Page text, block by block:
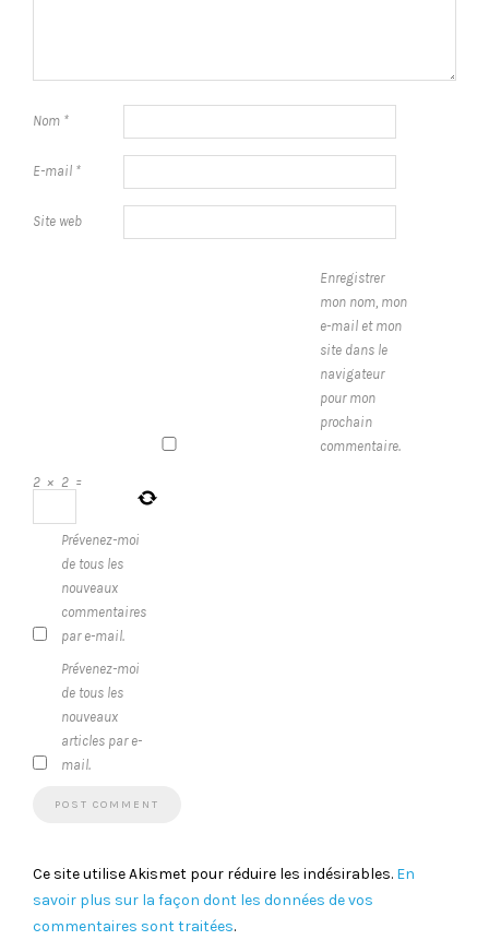
Nom *
E-mail *
Site web
Enregistrer
mon nom, mon
e-mail et mon
site dans le
navigateur
pour mon
prochain
commentaire.
2 × 2 =
Prévenez-moi
de tous les
nouveaux
commentaires
par e-mail.
Prévenez-moi
de tous les
nouveaux
articles par e-
mail.
Ce site utilise Akismet pour réduire les indésirables. En
savoir plus sur la façon dont les données de vos
commentaires sont traitées.